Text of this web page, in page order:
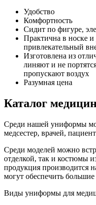
Удобство
Комфортность
Сидит по фигуре,
Практична в носке и
привлекательный
Изготовлена из
линяют и не
пропускают воздух
Разумная цена
Каталог
Среди нашей униформы
медсестер, врачей,
Среди моделей можно
отделкой, так и костюмы
продукция производится
могут обеспечить
Виды униформы для